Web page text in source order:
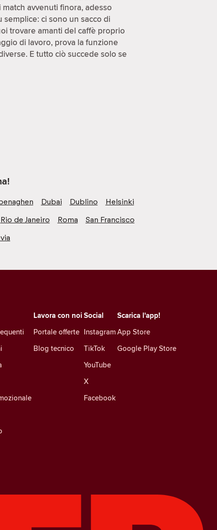
avvenuti finora, adesso
ci sono un sacco di
trovare amanti del caffè proprio
di lavoro, prova la funzione
E tutto ciò succede solo se
Dubai Dublino
Helsinki
Rio de Janeiro
Roma
San Francisco
Social
Instagram
TikTok
YouTube
X
Facebook
Lavora con noi
Portale offerte
Blog tecnico
Scarica l'app!
App Store
Google Play Store